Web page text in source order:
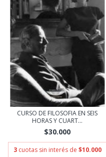
CURSO DE FILOSOFIA EN SEIS
HORAS Y CUART...
$30.000
3 cuotas sin interés de $10.000